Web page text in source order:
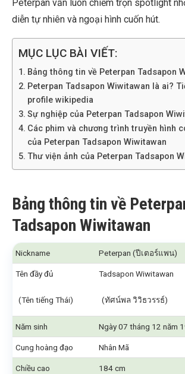
Peterpan vẫn luôn chiếm trọn spotlight
diễn tự nhiên và ngoại hình cuốn hút.
MỤC LỤC BÀI VIẾT:
Bảng thông tin về Peterpan Tadsapon
Peterpan Tadsapon Wiwitawan là ai?
profile wikipedia
Sự nghiệp của Peterpan Tadsapon
Các phim và chương trình truyền hình
của Peterpan Tadsapon Wiwitawan
Thư viện ảnh của Peterpan Tadsapon
Bảng thông tin về
Tadsapon Wiwitawan
Nickname Peterpan (ปีเตอร์แพน)
Tên đầy đủ
(Tên tiếng Thái)
Tadsapon Wiwitawan
(ทัศน์พล วิวิธวรรธ์)
Năm sinh Ngày 07 tháng 12 năm
Cung hoàng đạo Nhân Mã
Chiều cao 184 cm